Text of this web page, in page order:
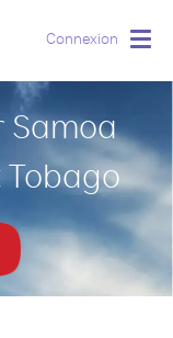
Connexion
Samoa